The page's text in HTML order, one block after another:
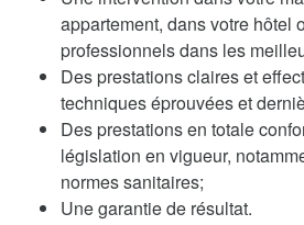
appartement, dans votre hôtel
professionnels dans les
Des prestations claires et
techniques éprouvées et
Des prestations en totale
législation en vigueur,
normes sanitaires;
Une garantie de résultat.